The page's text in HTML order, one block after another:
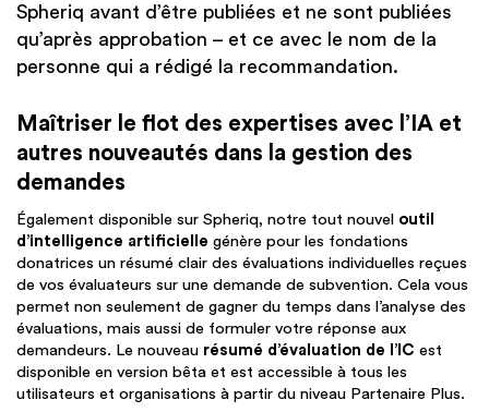
Spheriq avant d’être publiées et ne sont publiées
qu’après approbation – et ce avec le nom de la
personne qui a rédigé la recommandation.
Maîtriser le flot des expertises avec l’IA et
autres nouveautés dans la gestion des
demandes
Également disponible sur Spheriq, notre tout nouvel outil
d’intelligence artificielle génère pour les fondations
donatrices un résumé clair des évaluations individuelles reçues
de vos évaluateurs sur une demande de subvention. Cela vous
permet non seulement de gagner du temps dans l’analyse des
évaluations, mais aussi de formuler votre réponse aux
demandeurs. Le nouveau résumé d’évaluation de l’IC est
disponible en version bêta et est accessible à tous les
utilisateurs et organisations à partir du niveau Partenaire Plus.